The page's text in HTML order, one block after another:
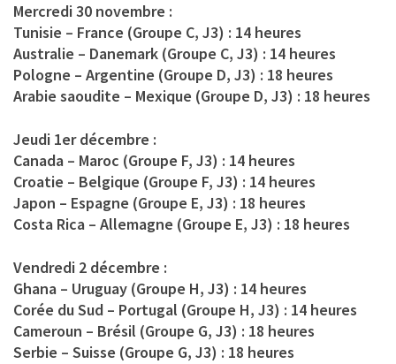
Mercredi 30 novembre :
Tunisie – France (Groupe C, J3) : 14 heures
Australie – Danemark (Groupe C, J3) : 14 heures
Pologne – Argentine (Groupe D, J3) : 18 heures
Arabie saoudite – Mexique (Groupe D, J3) : 18 heures
Jeudi 1er décembre :
Canada – Maroc (Groupe F, J3) : 14 heures
Croatie – Belgique (Groupe F, J3) : 14 heures
Japon – Espagne (Groupe E, J3) : 18 heures
Costa Rica – Allemagne (Groupe E, J3) : 18 heures
Vendredi 2 décembre :
Ghana – Uruguay (Groupe H, J3) : 14 heures
Corée du Sud – Portugal (Groupe H, J3) : 14 heures
Cameroun – Brésil (Groupe G, J3) : 18 heures
Serbie – Suisse (Groupe G, J3) : 18 heures